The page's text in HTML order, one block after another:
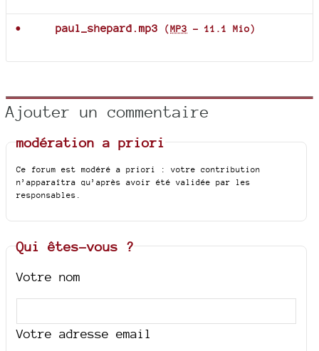
paul_shepard.mp3 (MP3 - 11.1 Mio)
Ajouter un commentaire
modération a priori
Ce forum est modéré a priori : votre contribution
n’apparaîtra qu’après avoir été validée par les
responsables.
Qui êtes-vous ?
Votre nom
Votre adresse email